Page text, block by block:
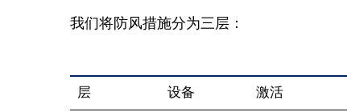
我们将防风措施分为三层：
层 设备 激活